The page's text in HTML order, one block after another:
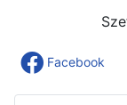
Facebook